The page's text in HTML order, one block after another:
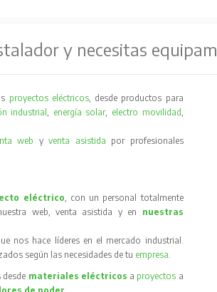
y necesitas
proyectos eléctricos, desde productos para
industrial, energía solar, electro movilidad,
web yventa asistida por profesionales
eléctrico, con un personal totalmente
web, venta asistida y en nuestras
nos hace líderes en el mercado industrial.
según las necesidades de tu empresa.
materiales eléctricos a proyectos a